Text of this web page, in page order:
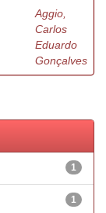
Aggio,
Carlos
Eduardo
Gonçalves
1
1